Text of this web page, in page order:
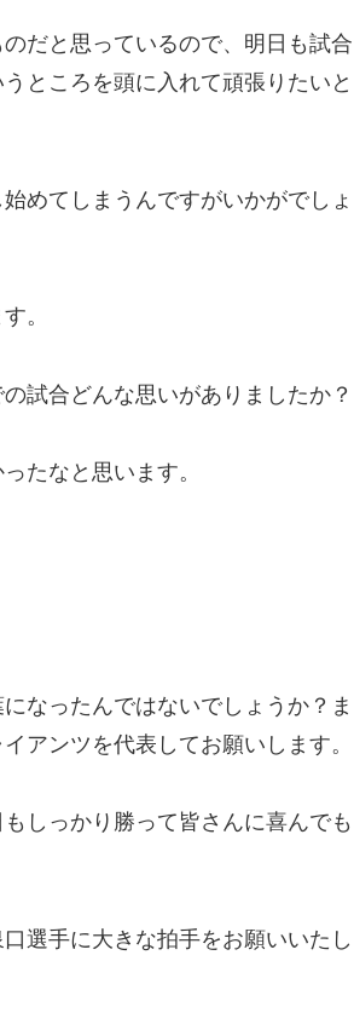
だと思っているので、明日も試合
ところを頭に入れて頑張りたいと
めてしまうんですがいかがでしょ
。
試合どんな思いがありましたか？
たなと思います。
なったんではないでしょうか？ま
アンツを代表してお願いします。
しっかり勝って皆さんに喜んでも
選手に大きな拍手をお願いいたし